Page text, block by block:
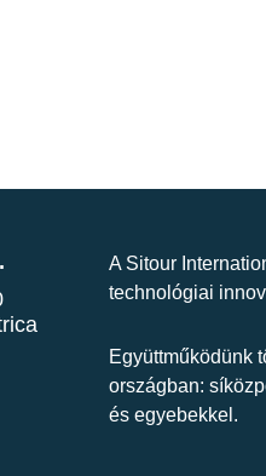
A Sitour
technológiai
Együttműködünk
országban:
és egyebekkel.